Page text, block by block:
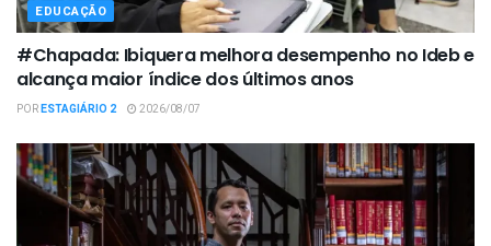
EDUCAÇÃO
#Chapada: Ibiquera melhora desempenho no Ideb e
alcança maior índice dos últimos anos
PORESTAGIÁRIO 2 2026/08/07